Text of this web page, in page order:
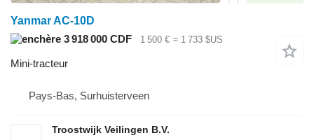
Yanmar AC-10D
3 918 000 CDF
1 500 € ≈ 1 733 $US
Mini-tracteur
Pays-Bas, Surhuisterveen
Troostwijk Veilingen B.V.